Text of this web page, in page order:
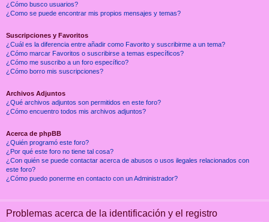
¿Cómo busco usuarios?
¿Como se puede encontrar mis propios mensajes y temas?
Suscripciones y Favoritos
¿Cuál es la diferencia entre añadir como Favorito y suscribirme a un tema?
¿Cómo marcar Favoritos o suscribirse a temas específicos?
¿Cómo me suscribo a un foro específico?
¿Cómo borro mis suscripciones?
Archivos Adjuntos
¿Qué archivos adjuntos son permitidos en este foro?
¿Cómo encuentro todos mis archivos adjuntos?
Acerca de phpBB
¿Quién programó este foro?
¿Por qué este foro no tiene tal cosa?
¿Con quién se puede contactar acerca de abusos o usos ilegales relacionados con
este foro?
¿Cómo puedo ponerme en contacto con un Administrador?
Problemas acerca de la identificación y el registro